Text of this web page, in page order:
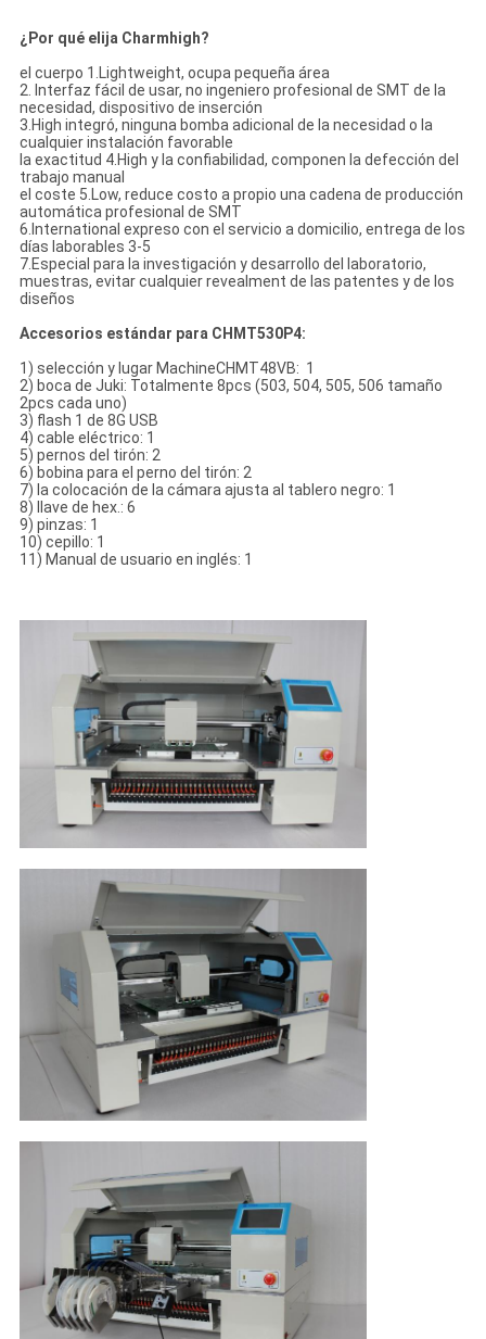
¿Por qué elija Charmhigh?
el cuerpo 1.Lightweight, ocupa pequeña área
2. Interfaz fácil de usar, no ingeniero profesional de SMT de la
necesidad, dispositivo de inserción
3.High integró, ninguna bomba adicional de la necesidad o la
cualquier instalación favorable
la exactitud 4.High y la confiabilidad, componen la defección del
trabajo manual
el coste 5.Low, reduce costo a propio una cadena de producción
automática profesional de SMT
6.International expreso con el servicio a domicilio, entrega de los
días laborables 3-5
7.Especial para la investigación y desarrollo del laboratorio,
muestras, evitar cualquier revealment de las patentes y de los
diseños
Accesorios estándar para CHMT530P4:
1) selección y lugar MachineCHMT48VB: 1
2) boca de Juki: Totalmente 8pcs (503, 504, 505, 506 tamaño
2pcs cada uno)
3) flash 1 de 8G USB
4) cable eléctrico: 1
5) pernos del tirón: 2
6) bobina para el perno del tirón: 2
7) la colocación de la cámara ajusta al tablero negro: 1
8) llave de hex.: 6
9) pinzas: 1
10) cepillo: 1
11) Manual de usuario en inglés: 1